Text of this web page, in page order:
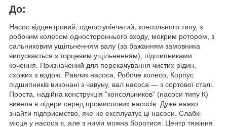
До:
Насос відцентровий, одноступінчатий, консольного типу, з
робочим колесом одностороннього входу, мокрим ротором, з
сальниковим ущільненням валу (за бажанням замовника
випускається з торцевим ущільненням), підшипниками
кочення. Призначений для перекачування чистих рідин,
схожих з водою. Равлик насоса, Робоче колесо, Корпус
підшипників виконані з чавуну, вал насоса ― з сортової сталі.
Проста, надійна конструкція "консольников" (насоси типу К)
вивела в лідери серед промислових насосів. Дуже важко
знайти підприємство, яке не експлуатує ці насоси. Слабкі
місця у насоса є, але з ними можна боротися. Центр тяжіння